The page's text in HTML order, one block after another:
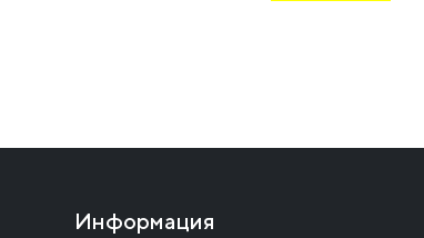
Информация